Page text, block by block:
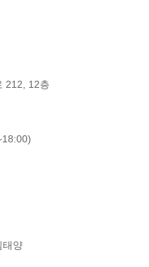
212, 12층
태양